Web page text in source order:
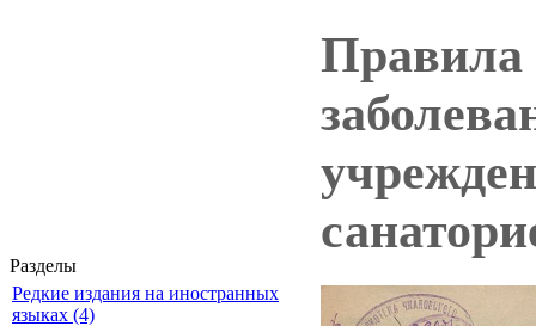
Разделы
Редкие издания на иностранных
языках (4)
Правила